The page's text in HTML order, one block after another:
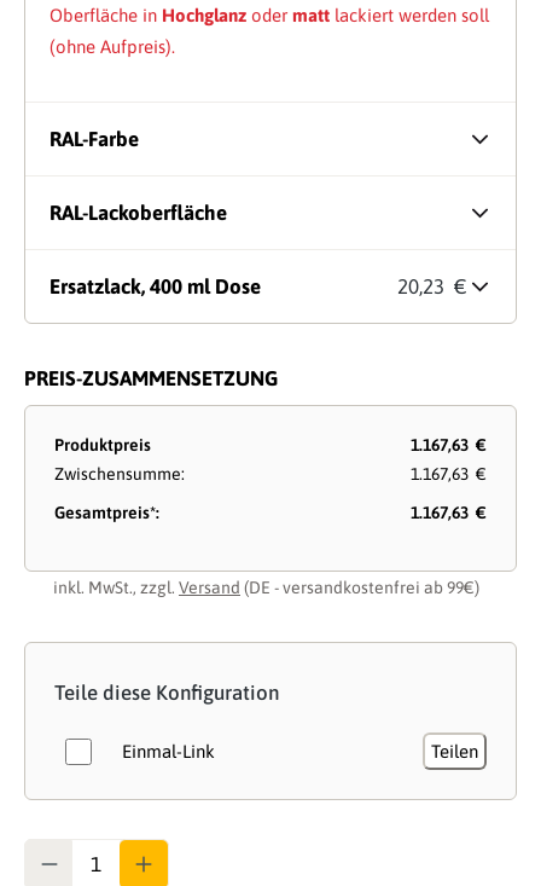
Oberfläche in Hochglanz oder matt lackiert werden soll
(ohne Aufpreis).
RAL-Farbe
RAL-Lackoberfläche
Ersatzlack, 400 ml Dose 20,23 €
PREIS-ZUSAMMENSETZUNG
Produktpreis
1.167,63 €
Zwischensumme:
1.167,63 €
Gesamtpreis*:
1.167,63 €
inkl. MwSt., zzgl. Versand (DE - versandkostenfrei ab 99€)
Teile diese Konfiguration
Einmal-Link Teilen